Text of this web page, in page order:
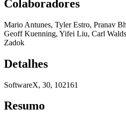
Colaboradores
Mario Antunes, Tyler Estro, Pranav
Geoff Kuenning, Yifei Liu, Carl
Zadok
Detalhes
SoftwareX, 30, 102161
Resumo